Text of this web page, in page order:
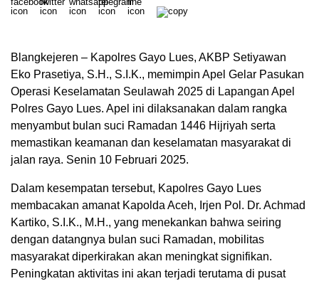
Blangkejeren – Kapolres Gayo Lues, AKBP Setiyawan
Eko Prasetiya, S.H., S.I.K., memimpin Apel Gelar Pasukan
Operasi Keselamatan Seulawah 2025 di Lapangan Apel
Polres Gayo Lues. Apel ini dilaksanakan dalam rangka
menyambut bulan suci Ramadan 1446 Hijriyah serta
memastikan keamanan dan keselamatan masyarakat di
jalan raya. Senin 10 Februari 2025.
Dalam kesempatan tersebut, Kapolres Gayo Lues
membacakan amanat Kapolda Aceh, Irjen Pol. Dr. Achmad
Kartiko, S.I.K., M.H., yang menekankan bahwa seiring
dengan datangnya bulan suci Ramadan, mobilitas
masyarakat diperkirakan akan meningkat signifikan.
Peningkatan aktivitas ini akan terjadi terutama di pusat